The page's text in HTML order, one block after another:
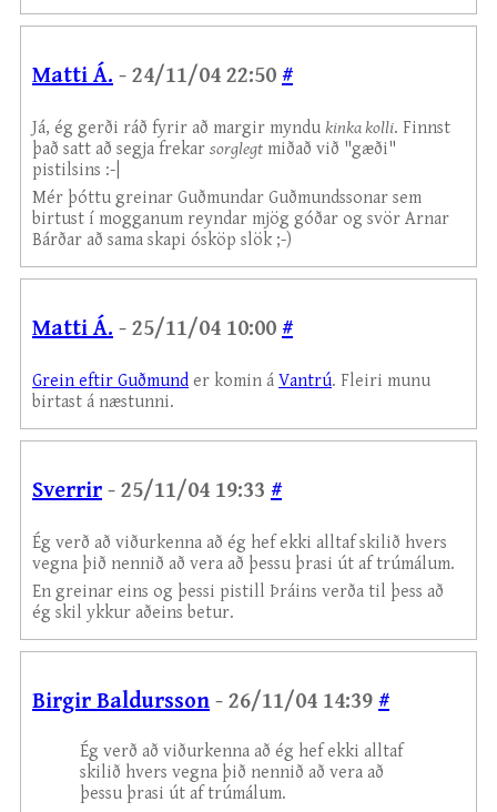
Matti Á. - 24/11/04 22:50 #
Já, ég gerði ráð fyrir að margir myndu kinka kolli. Finnst
það satt að segja frekar sorglegt miðað við "gæði"
pistilsins :-|
Mér þóttu greinar Guðmundar Guðmundssonar sem
birtust í mogganum reyndar mjög góðar og svör Arnar
Bárðar að sama skapi ósköp slök ;-)
Matti Á. - 25/11/04 10:00 #
Grein eftir Guðmund er komin á Vantrú. Fleiri munu
birtast á næstunni.
Sverrir - 25/11/04 19:33 #
Ég verð að viðurkenna að ég hef ekki alltaf skilið hvers
vegna þið nennið að vera að þessu þrasi út af trúmálum.
En greinar eins og þessi pistill Þráins verða til þess að
ég skil ykkur aðeins betur.
Birgir Baldursson - 26/11/04 14:39 #
Ég verð að viðurkenna að ég hef ekki alltaf
skilið hvers vegna þið nennið að vera að
þessu þrasi út af trúmálum.